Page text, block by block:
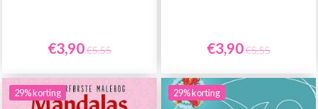
€3,90€5,55 €3,90€5,55
29% korting 29% korting